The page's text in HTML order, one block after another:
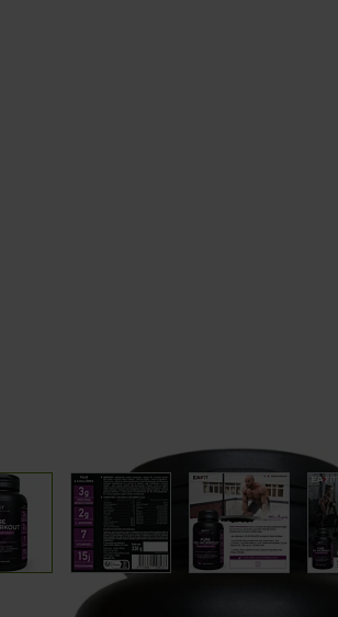
View larger imageView larger imageView larger